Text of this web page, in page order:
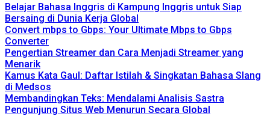
Belajar Bahasa Inggris di Kampung Inggris untuk Siap
Bersaing di Dunia Kerja Global
Convert mbps to Gbps: Your Ultimate Mbps to Gbps
Converter
Pengertian Streamer dan Cara Menjadi Streamer yang
Menarik
Kamus Kata Gaul: Daftar Istilah & Singkatan Bahasa Slang
di Medsos
Membandingkan Teks: Mendalami Analisis Sastra
Pengunjung Situs Web Menurun Secara Global